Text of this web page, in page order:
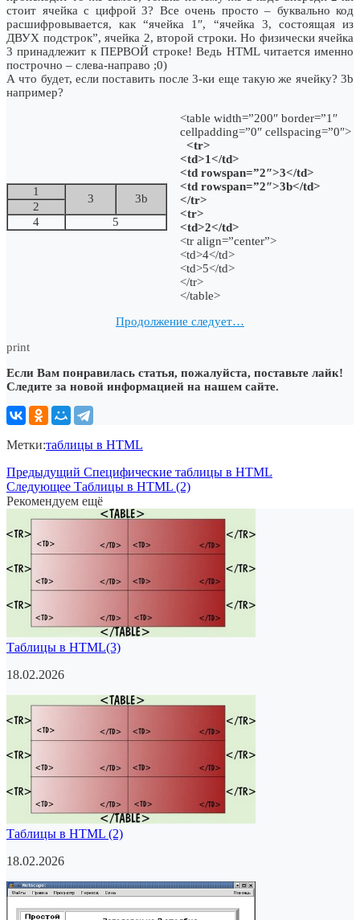
стоит ячейка с цифрой 3? Все очень просто – буквально код
расшифровывается, как “ячейка 1″, “ячейка 3, состоящая из
ДВУХ подстрок”, ячейка 2, второй строки. Но физически ячейка
3 принадлежит к ПЕРВОЙ строке! Ведь HTML читается именно
построчно – слева-направо ;0)
А что будет, если поставить после 3-ки еще такую же ячейку? 3b
например?
1
3 3b
2
4
5
<table width=”200″ border=”1″
cellpadding=”0″ cellspacing=”0″>
<tr>
<td>1</td>
<td rowspan=”2″>3</td>
<td rowspan=”2″>3b</td>
</tr>
<tr>
<td>2</td>
<tr align=”center”>
<td>4</td>
<td>5</td>
</tr>
</table>
Продолжение следует…
print
Если Вам понравилась статья, пожалуйста, поставьте лайк!
Следите за новой информацией на нашем сайте.
Метки:таблицы в HTML
Предыдущий Специфические таблицы в HTML
Следующее Таблицы в HTML (2)
Рекомендуем ещё
Таблицы в HTML(3)
18.02.2026
Таблицы в HTML (2)
18.02.2026